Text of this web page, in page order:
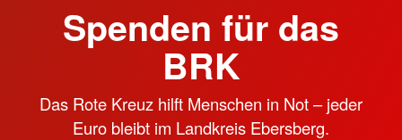
Spenden für das
BRK
Das Rote Kreuz hilft Menschen in Not – jeder
Euro bleibt im Landkreis Ebersberg.